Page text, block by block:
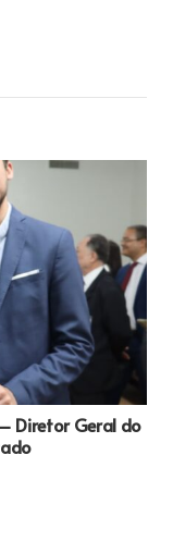
– Diretor Geral do